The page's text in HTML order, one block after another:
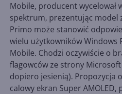
Mobile, producent wycelował
spektrum, prezentując model
Primo może stanowić
wielu użytkowników Windows
Mobile. Chodzi oczywiście o
flagowców ze strony
dopiero jesienią). Propozycja
calowy ekran Super